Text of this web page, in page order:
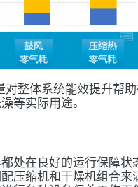
整体系统能效提升帮
等实际用途。
处在良好的运行保障
压缩机和干燥机组合来